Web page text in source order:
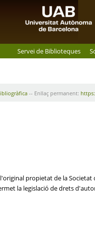
Servei de Biblioteques
-- Enllaç permanent:
propietat de la Societat
la legislació de drets